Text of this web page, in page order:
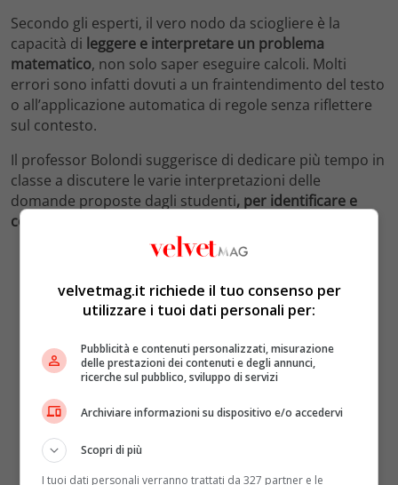
Secondo gli esperti, il vero nodo da sciogliere è la
capacità di leggere e interpretare un problema
matematico, non solo saper eseguire calcoli. Molti
errori sono infatti dovuti a un fraintendimento del testo
o all’applicazione automatica di regole senza riflettere
sul contesto.
Il professor Bolondi suggerisce di dedicare più tempo in
classe a discutere le varie interpretazioni delle
domande proposte dagli studenti, per identificare e
correggere i meccanismi errati di ragionamento.
velvetmag.it richiede il tuo consenso per
utilizzare i tuoi dati personali per:
Pubblicità e contenuti personalizzati, misurazione
delle prestazioni dei contenuti e degli annunci,
ricerche sul pubblico, sviluppo di servizi
Archiviare informazioni su dispositivo e/o accedervi
Scopri di più
I tuoi dati personali verranno trattati da 327 partner e le